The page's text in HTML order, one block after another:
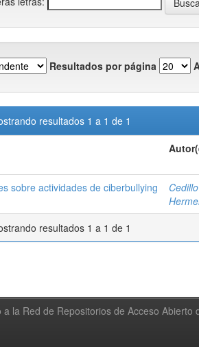
Resultados por página
resultados 1 a 1 de 1
sobre actividades de ciberbullying
resultados 1 a 1 de 1
la Red de Repositorios de Acceso Abierto